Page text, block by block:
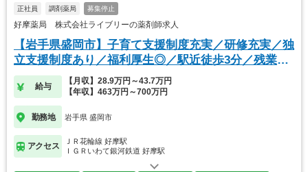
正社員 調剤薬局 募集停止
好摩薬局 株式会社ライブリーの薬剤師求人
【岩手県盛岡市】子育て支援制度充実／研修充実／独
立支援制度あり／福利厚生◎／駅近徒歩3分／残業少
なめ
給与
【月収】28.9万円～43.7万円
【年収】463万円～700万円
勤務地 岩手県 盛岡市
アクセス
ＪＲ花輪線 好摩駅
ＩＧＲいわて銀河鉄道 好摩駅